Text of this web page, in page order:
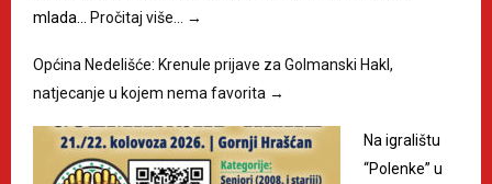
mlada… Pročitaj više… →
Općina Nedelišće: Krenule prijave za Golmanski Hakl,
natjecanje u kojem nema favorita →
Na igralištu
“Polenke” u